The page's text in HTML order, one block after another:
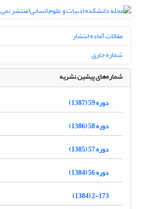
مقالات آماده انتشار
شماره جاری
شماره‌های پیشین نشریه
دوره 59 (1387)
دوره 58 (1386)
دوره 57 (1385)
دوره 56 (1384)
2-173 (1384)